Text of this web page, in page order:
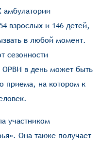
взрослых и 146 детей,
в любой момент.
сезонности
ОРВИ в день может быть
приема, на котором к
участником
Она также получает